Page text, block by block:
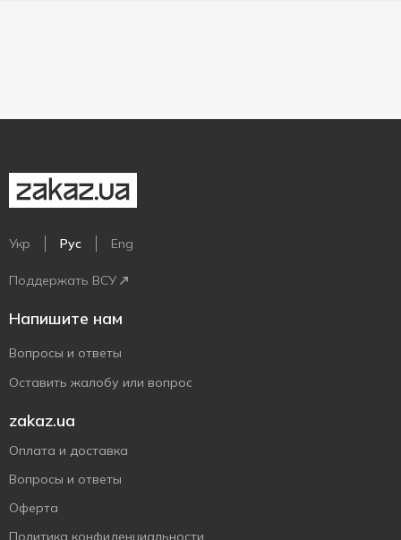
Укр Рус Eng
Поддержать ВСУ
Напишите нам
Вопросы и ответы
Оставить жалобу или вопрос
zakaz.ua
Оплата и доставка
Вопросы и ответы
Оферта
Политика конфиденциальности